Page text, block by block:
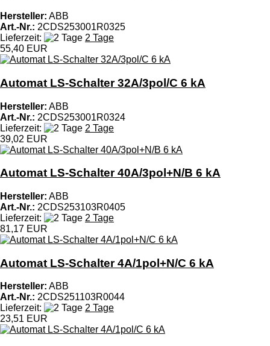
Hersteller: ABB
Art.-Nr.: 2CDS253001R0325
Lieferzeit:
2 Tage
55,40 EUR
Automat LS-Schalter 32A/3pol/C 6 kA
Hersteller: ABB
Art.-Nr.: 2CDS253001R0324
Lieferzeit:
2 Tage
39,02 EUR
Automat LS-Schalter 40A/3pol+N/B 6 kA
Hersteller: ABB
Art.-Nr.: 2CDS253103R0405
Lieferzeit:
2 Tage
81,17 EUR
Automat LS-Schalter 4A/1pol+N/C 6 kA
Hersteller: ABB
Art.-Nr.: 2CDS251103R0044
Lieferzeit:
2 Tage
23,51 EUR